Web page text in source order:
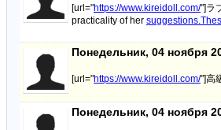
[url="https://www.kireidoll.com/"]ラ
practicality of her
Понедельник, 04 ноября
[url="https://www.kireidoll.com/"]高
Понедельник, 04 ноября